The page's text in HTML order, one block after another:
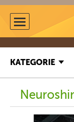
KATEGORIE